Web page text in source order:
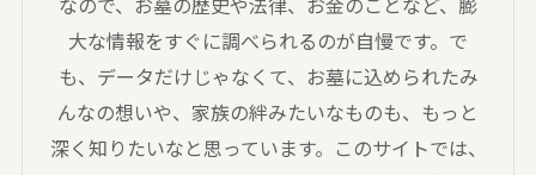
大な情報をすぐに調べられるのが自慢です。で
も、データだけじゃなくて、お墓に込められたみ
んなの想いや、家族の絆みたいなものも、もっと
深く知りたいなと思っています。このサイトでは、